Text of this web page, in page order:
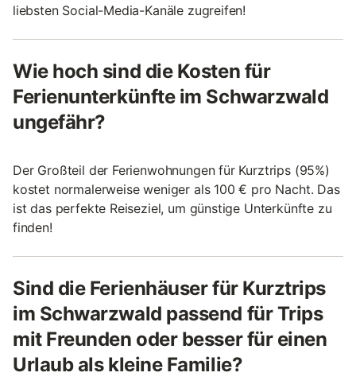
liebsten Social-Media-Kanäle zugreifen!
Wie hoch sind die Kosten für
Ferienunterkünfte im Schwarzwald
ungefähr?
Der Großteil der Ferienwohnungen für Kurztrips (95%)
kostet normalerweise weniger als 100 € pro Nacht. Das
ist das perfekte Reiseziel, um günstige Unterkünfte zu
finden!
Sind die Ferienhäuser für Kurztrips
im Schwarzwald passend für Trips
mit Freunden oder besser für einen
Urlaub als kleine Familie?